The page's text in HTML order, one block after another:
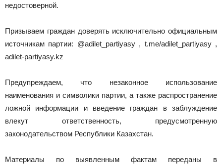
недостоверной.
Призываем граждан доверять исключительно официальным
источникам партии: @adilet_partiyasy , t.me/adilet_partiyasy ,
adilet-partiyasy.kz
Предупреждаем, что незаконное использование
наименования и символики партии, а также распространение
ложной информации и введение граждан в заблуждение
влекут ответственность, предусмотренную
законодательством Республики Казахстан.
Материалы по выявленным фактам переданы в